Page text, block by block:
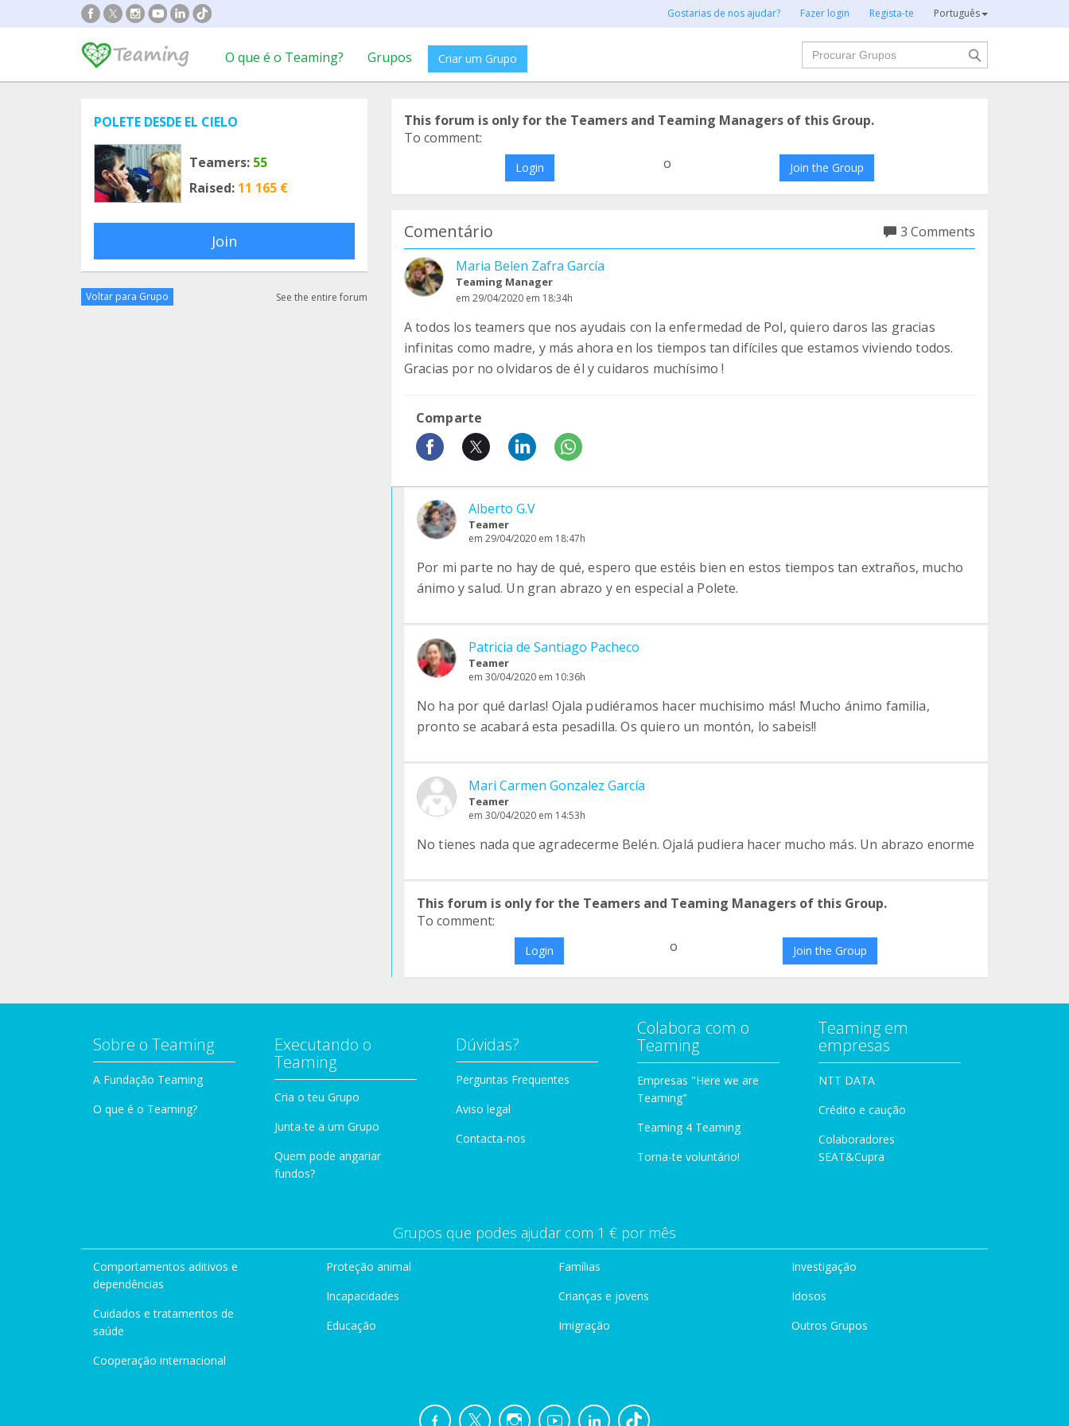
Gostarias de nos ajudar? Fazer login Regista-te Português
O que é o Teaming? Grupos Criar um Grupo
Procurar
POLETE DESDE EL CIELO
Teamers: 55
Raised: 11 165 €
Join
Voltar para Grupo See the entire forum
This forum is only for the Teamers and Teaming Managers of this Group.
To comment:
Login o Join the Group
Comentário
3 Comments
Maria Belen Zafra García
Teaming Manager
em 29/04/2020 em 18:34h
A todos los teamers que nos ayudais con la enfermedad de Pol, quiero daros las gracias
infinitas como madre, y más ahora en los tiempos tan difíciles que estamos viviendo todos.
Gracias por no olvidaros de él y cuidaros muchísimo !
Comparte
Alberto G.V
Teamer
em 29/04/2020 em 18:47h
Por mi parte no hay de qué, espero que estéis bien en estos tiempos tan extraños, mucho
ánimo y salud. Un gran abrazo y en especial a Polete.
Patricia de Santiago Pacheco
Teamer
em 30/04/2020 em 10:36h
No ha por qué darlas! Ojala pudiéramos hacer muchisimo más! Mucho ánimo familia,
pronto se acabará esta pesadilla. Os quiero un montón, lo sabeis!!
Mari Carmen Gonzalez García
Teamer
em 30/04/2020 em 14:53h
No tienes nada que agradecerme Belén. Ojalá pudiera hacer mucho más. Un abrazo enorme
This forum is only for the Teamers and Teaming Managers of this Group.
To comment:
Login o Join the Group
Sobre o Teaming
A Fundação Teaming
O que é o Teaming?
Executando o
Teaming
Cria o teu Grupo
Junta-te a um Grupo
Quem pode angariar
fundos?
Dúvidas?
Perguntas Frequentes
Aviso legal
Contacta-nos
Colabora com o
Teaming
Empresas "Here we are
Teaming"
Teaming 4 Teaming
Torna-te voluntário!
Teaming em
empresas
NTT DATA
Crédito e caução
Colaboradores
SEAT&Cupra
Grupos que podes ajudar com 1 € por mês
Comportamentos aditivos e
dependências
Cuidados e tratamentos de
saúde
Cooperação internacional
Proteção animal
Incapacidades
Educação
Famílias
Crianças e jovens
Imigração
Investigação
Idosos
Outros Grupos